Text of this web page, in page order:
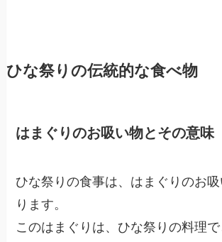
ひな祭りの伝統的な食べ物
はまぐりのお吸い物とその意味
ひな祭りの食事は、はまぐりのお
ります。
このはまぐりは、ひな祭りの料理